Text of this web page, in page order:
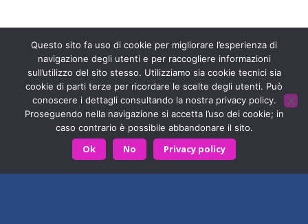
X Facebook
Stampa LinkedIn
WhatsApp E-mail
Mi piace:
Fondazione ISAL © 2026 P. IVA 03932590403
Privacy Policy- Sviluppato da Archimede - A.S.I. srl
HOME CONTATTACI
Questo sito fa uso di cookie per migliorare l’esperienza di
navigazione degli utenti e per raccogliere informazioni
sull’utilizzo del sito stesso. Utilizziamo sia cookie tecnici sia
cookie di parti terze per ricordare le scelte degli utenti. Può
conoscere i dettagli consultando la nostra privacy policy.
Proseguendo nella navigazione si accetta l’uso dei cookie; in
caso contrario è possibile abbandonare il sito.
Ok No Privacy policy